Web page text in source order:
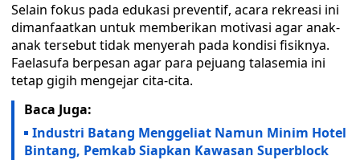
Selain fokus pada edukasi preventif, acara rekreasi ini
dimanfaatkan untuk memberikan motivasi agar anak-
anak tersebut tidak menyerah pada kondisi fisiknya.
Faelasufa berpesan agar para pejuang talasemia ini
tetap gigih mengejar cita-cita.
Baca Juga:
Industri Batang Menggeliat Namun Minim Hotel
Bintang, Pemkab Siapkan Kawasan Superblock